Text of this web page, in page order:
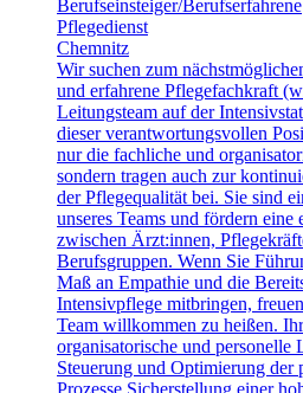
Berufseinsteiger/​Berufserfahrene
Pflegedienst
Chemnitz
Wir suchen zum
und erfahrene Pflegefachkraft
Leitungsteam auf der
dieser verantwortungsvollen
nur die fachliche und
sondern tragen auch zur
der Pflegequalität bei. Sie sind
unseres Teams und fördern eine
zwischen Ärzt:innen,
Berufsgruppen. Wenn Sie
Maß an Empathie und die
Intensivpflege mitbringen,
Team willkommen zu heißen.
organisatorische und personelle
Steuerung und Optimierung der
Prozesse Sicherstellung einer